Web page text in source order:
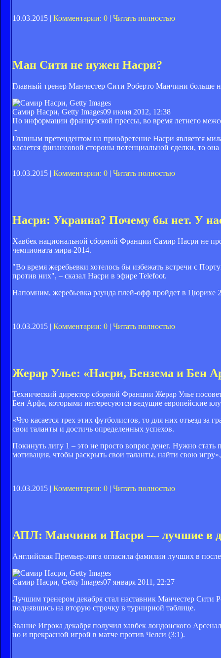
10.03.2015 | Комментарии: 0 Читать полностью
Ман Сити не нужен Насри?
Главный тренер Манчестер Сити Роберто Манчини больше
Самир Насри, Getty Images09 июня 2012, 12:38
По информации французской прессы, во время летнего
-
Главным претендентом на приобретение Насри является
касается финансовой стороны потенциальной сделки, то она
10.03.2015 | Комментарии: 0 | Читать полностью
Насри: Украина? Почему бы нет. У
Хавбек национальной сборной Франции Самир Насри не
чемпионата мира-2014.
"Во время жеребьевки хотелось бы избежать встречи с
против них", – сказал Насри в эфире Telefoot.
Напомним, жеребьевка раунда плей-офф пройдет в Цюрихе
10.03.2015 | Комментарии: 0 | Читать полностью
Жерар Улье: «Насри, Бензема и Бен
Технический директор сборной Франции Жерар Улье
Бен Арфа, которыми интересуются ведущие европейские
«Что касается трех этих футболистов, то для них отъезд
свои таланты и достичь определенных успехов.
Покинуть лигу 1 – это не просто вопрос денег. Нужно
мотивация, чтобы раскрыть свои таланты, найти свою
10.03.2015 | Комментарии: 0 | Читать полностью
АПЛ: Манчини и Насри — лучшие в
Английская Премьер-лига огласила фамилии лучших в
Самир Насри, Getty Images07 января 2011, 22:27
Лучшим тренером декабря стал наставник Манчестер Сити
поднявшись на вторую строчку в турнирной таблице.
Звание Игрока декабря получил хавбек лондонского
но и прекрасной игрой в матче против Челси (3:1).